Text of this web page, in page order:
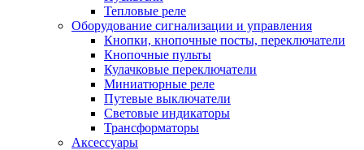
Тепловые реле
Оборудование сигнализации и управления
Кнопки, кнопочные посты, переключатели
Кнопочные пульты
Кулачковые переключатели
Миниатюрные реле
Путевые выключатели
Световые индикаторы
Трансформаторы
Аксессуары